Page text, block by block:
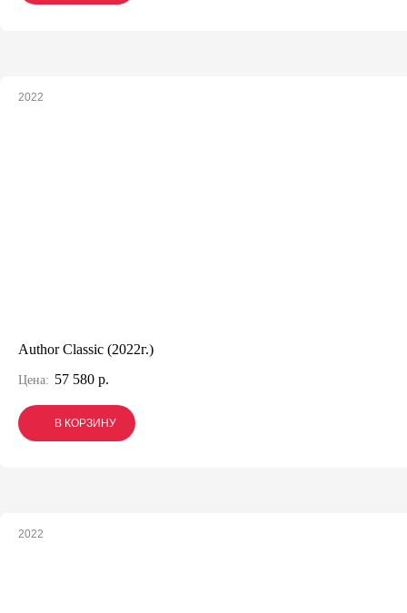
2022
Author Classic (2022г.)
Цена: 57 580 р.
В КОРЗИНУ
В КОРЗИНУ
В КОРЗИНУ
2022